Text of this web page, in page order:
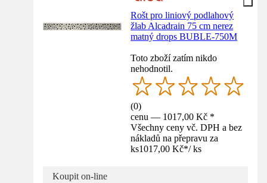
Rošt pro liniový podlahový
žlab Alcadrain 75 cm nerez
matný drops BUBLE-750M
Toto zboží zatím nikdo
nehodnotil.
(0)
cenu — 1017,00 Kč *
Všechny ceny vč. DPH a bez
nákladů na přepravu za
ks1017,00 Kč*/ ks
Koupit on-line